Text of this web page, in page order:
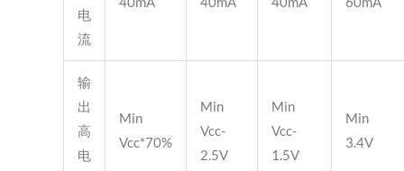
电
流
输
出
高
电
Min
Vcc*70%
Min
Vcc-
2.5V
Min
Vcc-
1.5V
Min
3.4V